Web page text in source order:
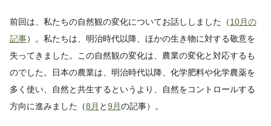
前回は、私たちの自然観の変化についてお話ししました（10月の
記事）。私たちは、明治時代以降、ほかの生き物に対する敬意を
失ってきました。この自然観の変化は、農業の変化と対応するも
のでした。日本の農業は、明治時代以降、化学肥料や化学農薬を
多く使い、自然と共生するというより、自然をコントロールする
方向に進みました（8月 と9月の記事）。